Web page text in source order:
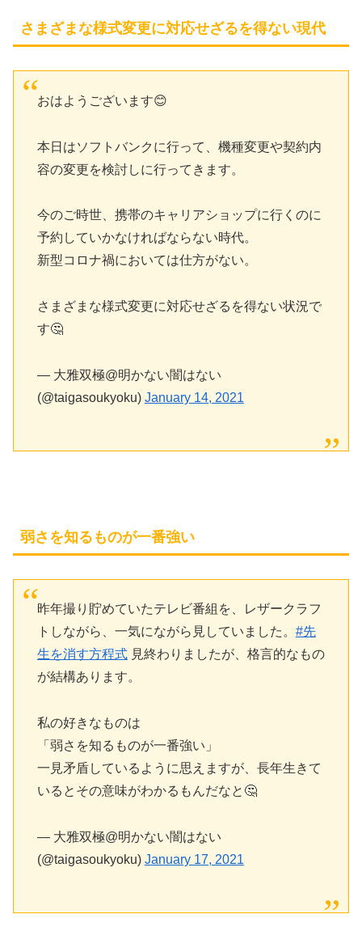
さまざまな様式変更に対応せざるを得ない現代
おはようございます😊
本日はソフトバンクに行って、機種変更や契約内
容の変更を検討しに行ってきます。
今のご時世、携帯のキャリアショップに行くのに
予約していかなければならない時代。
新型コロナ禍においては仕方がない。
さまざまな様式変更に対応せざるを得ない状況で
す🤔
— 大雅双極@明かない闇はない
(@taigasoukyoku) January 14, 2021
弱さを知るものが一番強い
昨年撮り貯めていたテレビ番組を、レザークラフ
トしながら、一気にながら見していました。 #先
生を消す方程式見終わりましたが、格言的なもの
が結構あります。
私の好きなものは
「弱さを知るものが一番強い」
一見矛盾しているように思えますが、長年生きて
いるとその意味がわかるもんだなと🤔
— 大雅双極@明かない闇はない
(@taigasoukyoku) January 17, 2021